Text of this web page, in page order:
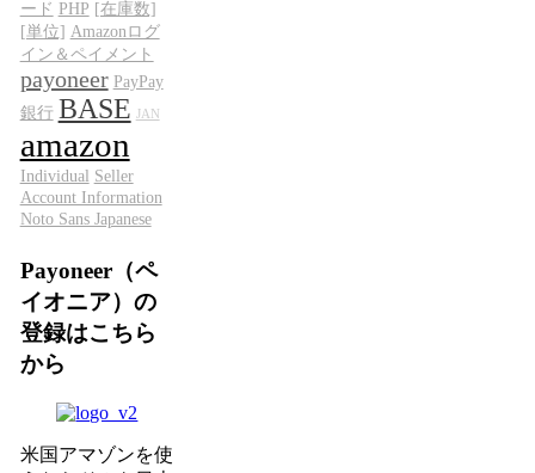
ード PHP [在庫数]
[単位] Amazonログ
イン＆ペイメント
payoneer PayPay
銀行 BASE JAN
amazon
Individual Seller
Account Information
Noto Sans Japanese
Payoneer（ペ
イオニア）の
登録はこちら
から
米国アマゾンを使